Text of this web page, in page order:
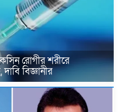
রোগীর শরীরে
বিজ্ঞানীর